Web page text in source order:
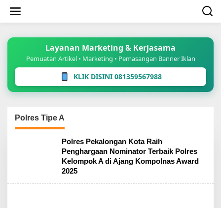
konten
Layanan Marketing & Kerjasama
Pemuatan Artikel • Marketing • Pemasangan Banner Iklan
KLIK DISINI 081359567988
Polres Tipe A
Polres Pekalongan Kota Raih
Penghargaan Nominator Terbaik Polres
Kelompok A di Ajang Kompolnas Award
2025